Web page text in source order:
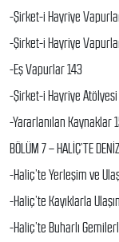
-Şirket-i Hayriye
-Şirket-i Hayriye
-Eş Vapurlar 143
-Şirket-i Hayriye
-Yararlanılan Kaynaklar
BÖLÜM 7 – HALİÇ’TE
-Haliç’te Yerleşim ve
-Haliç’te Kayıklarla
-Haliç’te Buharlı